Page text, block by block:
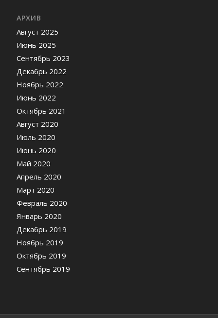
АРХИВ
Август 2025
Июнь 2025
Сентябрь 2023
Декабрь 2022
Ноябрь 2022
Июнь 2022
Октябрь 2021
Август 2020
Июль 2020
Июнь 2020
Май 2020
Апрель 2020
Март 2020
Февраль 2020
Январь 2020
Декабрь 2019
Ноябрь 2019
Октябрь 2019
Сентябрь 2019